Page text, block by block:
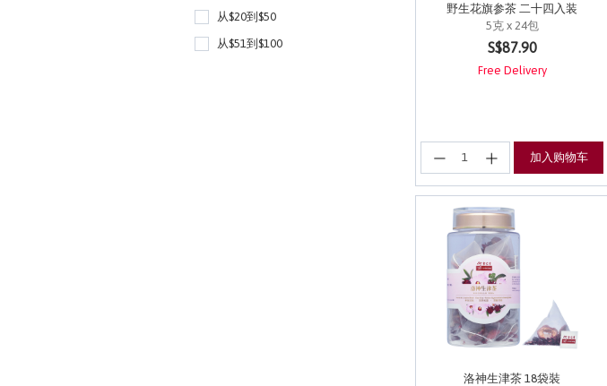
从$20到$50
从$51到$100
野生花旗参茶 二十四入装
5克 x 24包
3.3 out of 5 Customer Rating
S$87.90
Free Delivery
加入购物车
洛神生津茶 18袋裝